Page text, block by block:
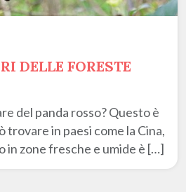
DELLE FORESTE
del panda rosso? Questo è
trovare in paesi come la Cina,
in zone fresche e umide è […]